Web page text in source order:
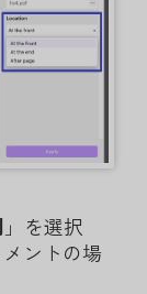
」を選択
ントの場